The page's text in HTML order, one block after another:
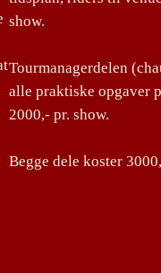
show.
Tourmanagerdelen
alle praktiske opgaver
2000,- pr. show.
Begge dele koster